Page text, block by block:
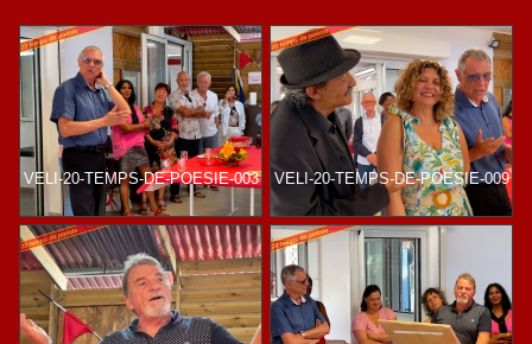
VELI-20-TEMPS-DE-POESIE-003 VELI-20-TEMPS-DE-POESIE-009